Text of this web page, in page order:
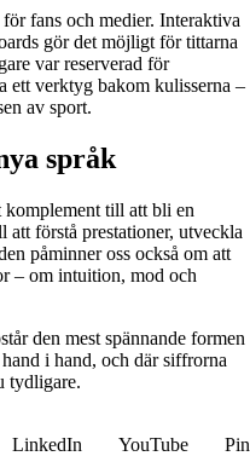
fans och medier. Interaktiva
gör det möjligt för tittarna
var reserverad för
ett verktyg bakom kulisserna –
av sport.
språk
komplement till att bli en
förstå prestationer, utveckla
påminner oss också om att
– om intuition, mod och
den mest spännande formen
i hand, och där siffrorna
tydligare.
LinkedIn YouTube